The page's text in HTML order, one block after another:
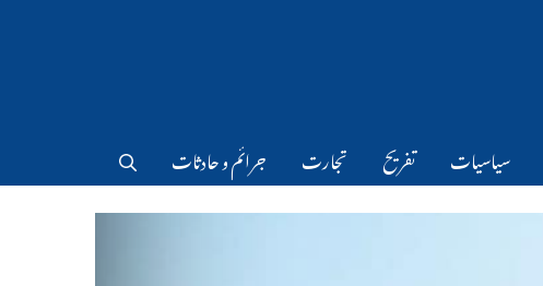
سیاسیات تفریح تجارت جرائم و حادثات